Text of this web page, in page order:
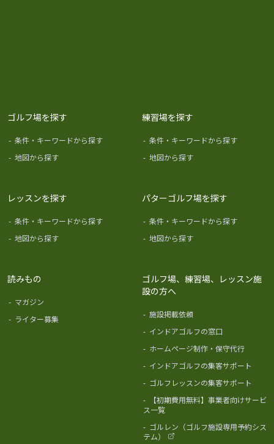
ゴルフ場を探す
- 条件・キーワードから探す
- 地図から探す
練習場を探す
- 条件・キーワードから探す
- 地図から探す
レッスンを探す
- 条件・キーワードから探す
- 地図から探す
パターゴルフ場を探す
- 条件・キーワードから探す
- 地図から探す
読みもの
- マガジン
- ライター募集
ゴルフ場、練習場、レッスン施
設の方へ
- 施設掲載依頼
- インドアゴルフの窓口
- ホームページ制作・保守代行
- インドアゴルフの集客サポート
- ゴルフレッスンの集客サポート
-
【初期費用無料】事業者向けサービ
ス一覧
- ゴルレン（ゴルフ施設専用予約シス
テム）